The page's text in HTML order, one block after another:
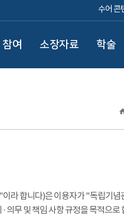
수어 콘
참여 소장자료 학술
합니다)은 이용자가 "독립기념
무 및 책임 사항 규정을 목적으로